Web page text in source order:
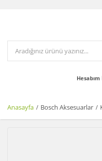
Hesabım
Anasayfa Bosch Aksesuarlar